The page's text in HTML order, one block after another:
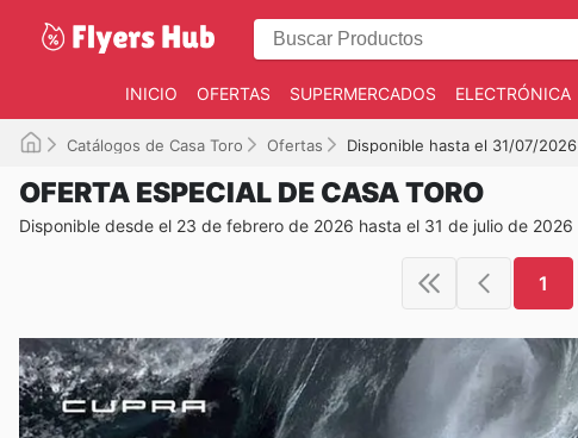
INICIO OFERTAS SUPERMERCADOS ELECTRÓNICA
Catálogos de Casa Toro Ofertas Disponible hasta el 31/07/2026
OFERTA ESPECIAL DE CASA TORO
Disponible desde el 23 de febrero de 2026 hasta el 31 de julio de 2026
1